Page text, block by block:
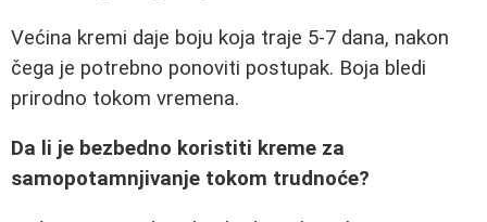
Većina kremi daje boju koja traje 5-7 dana, nakon
čega je potrebno ponoviti postupak. Boja bledi
prirodno tokom vremena.
Da li je bezbedno koristiti kreme za
samopotamnjivanje tokom trudnoće?